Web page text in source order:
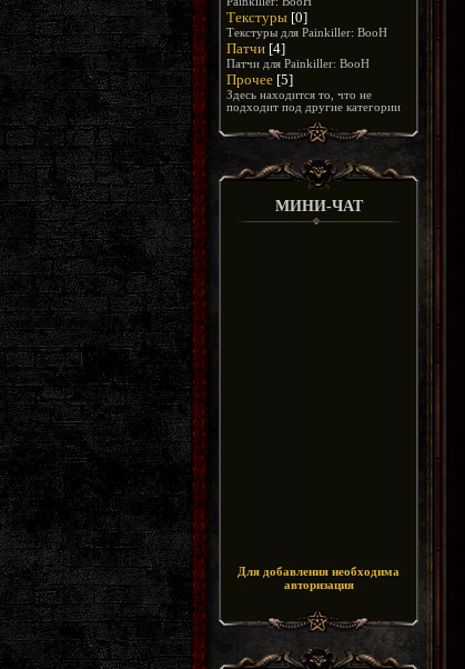
Текстуры [0]
Текстуры для Painkiller: BooH
Патчи [4]
Патчи для Painkiller: BooH
Прочее [5]
Здесь находится то, что не
подходит под другие категории
МИНИ-ЧАТ
Для добавления необходима
авторизация